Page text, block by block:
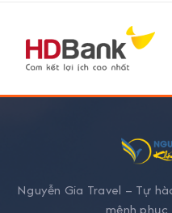
Nguyễn Gia Travel – Tự